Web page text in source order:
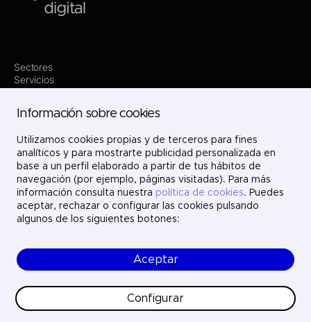
Sectores
Servicios
Dónde estamos
Proyectos
Únete
Contacto
LinkedIn
X
Instagram
YouTube
© Ayesa Digital. Todos los derechos reservados.
Política de cookies
Política de privacidad
Ética y cumplimiento
Información sobre cookies
Utilizamos cookies propias y de terceros para fines
analíticos y para mostrarte publicidad personalizada en
base a un perfil elaborado a partir de tus hábitos de
navegación (por ejemplo, páginas visitadas). Para más
información consulta nuestra política de cookies. Puedes
aceptar, rechazar o configurar las cookies pulsando
algunos de los siguientes botones:
Aceptar
Configurar